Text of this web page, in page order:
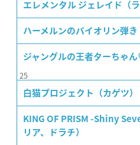
エレメンタル ジェレイド（
ハーメルンのバイオリン弾き
ジャングルの王者ターちゃ
25
白猫プロジェクト（カゲツ）
KING OF PRISM -Shiny
リア、ドラチ）